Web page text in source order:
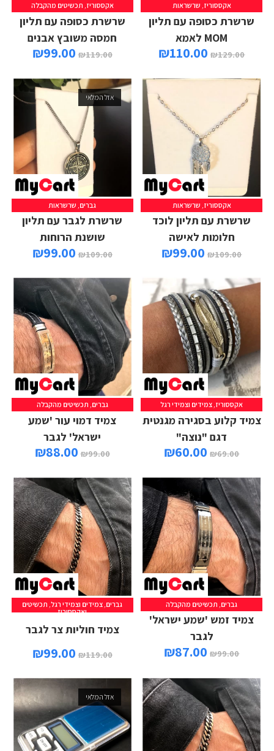
הוספה לסל
אקססוריז, שרשראות
שרשרת כסופה עם תליון
MOM לאמא
₪129.00
₪110.00
הוספה לסל
אקססוריז, תכשיטים מהקבלה
שרשרת כסופה עם תליון
חמסה משובץ אבנים
₪119.00
₪99.00
הוספה לסל
אקססוריז שרשראות
שרשרת עם תליון לוכד
חלומות לאישה
₪109.00
₪99.00
אזל המלאי
מידע נוסף
גברים שרשראות
שרשרת לגבר עם תליון
שושנת הרוחות
₪109.00
₪99.00
בחר אפשרויות
אקססוריז, צמידים וצמידי רגל
צמיד קלוע בסגירה מגנטית
דגם "נוצה"
₪69.00
₪60.00
הוספה לסל
גברים, תכשיטים מהקבלה
צמיד דמוי עור 'שמע
ישראל' לגבר
₪99.00
₪88.00
הוספה לסל
גברים תכשיטים מהקבלה
צמיד זמש 'שמע ישראל'
לגבר
₪99.00
₪87.00
הוספה לסל
גברים צמידים וצמידי רגל, תכשיטים
ואקססוריז
צמיד חוליות צר לגבר
₪119.00
₪99.00
אזל המלאי